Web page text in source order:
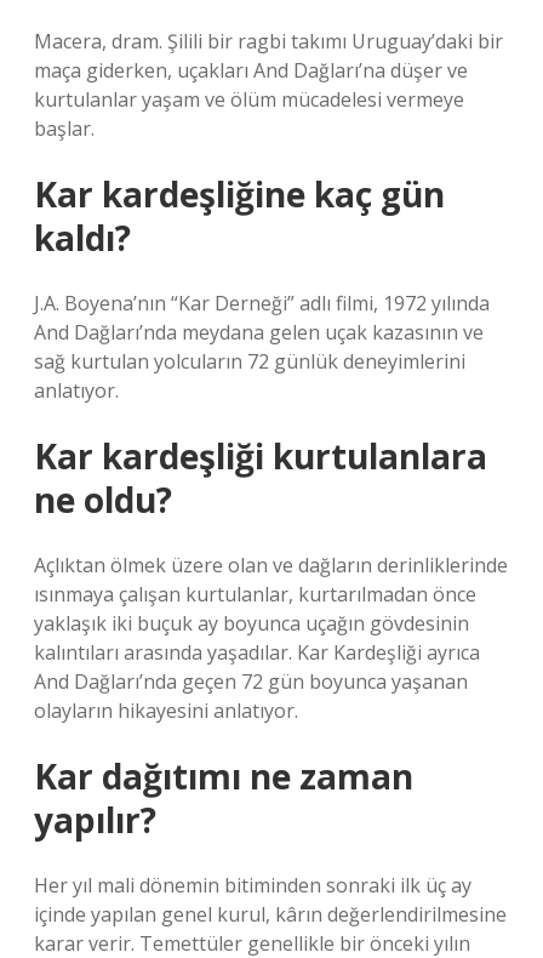
Macera, dram. Şilili bir ragbi takımı Uruguay’daki bir
maça giderken, uçakları And Dağları’na düşer ve
kurtulanlar yaşam ve ölüm mücadelesi vermeye
başlar.
Kar kardeşliğine kaç gün
kaldı?
J.A. Boyena’nın “Kar Derneği” adlı filmi, 1972 yılında
And Dağları’nda meydana gelen uçak kazasının ve
sağ kurtulan yolcuların 72 günlük deneyimlerini
anlatıyor.
Kar kardeşliği kurtulanlara
ne oldu?
Açlıktan ölmek üzere olan ve dağların derinliklerinde
ısınmaya çalışan kurtulanlar, kurtarılmadan önce
yaklaşık iki buçuk ay boyunca uçağın gövdesinin
kalıntıları arasında yaşadılar. Kar Kardeşliği ayrıca
And Dağları’nda geçen 72 gün boyunca yaşanan
olayların hikayesini anlatıyor.
Kar dağıtımı ne zaman
yapılır?
Her yıl mali dönemin bitiminden sonraki ilk üç ay
içinde yapılan genel kurul, kârın değerlendirilmesine
karar verir. Temettüler genellikle bir önceki yılın